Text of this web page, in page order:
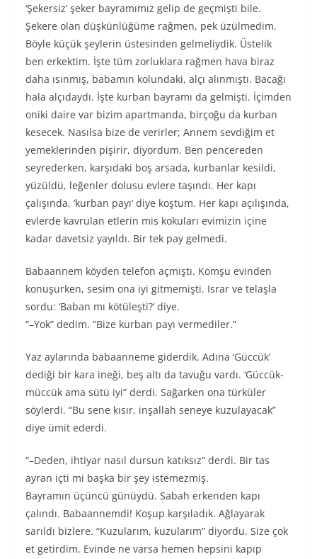
‘Şekersiz’ şeker bayramımız gelip de geçmişti bile.
Şekere olan düşkünlüğüme rağmen, pek üzülmedim.
Böyle küçük şeylerin üstesinden gelmeliydik. Üstelik
ben erkektim. İşte tüm zorluklara rağmen hava biraz
daha ısınmış, babamın kolundaki, alçı alınmıştı. Bacağı
hala alçıdaydı. İşte kurban bayramı da gelmişti. İçimden
oniki daire var bizim apartmanda, birçoğu da kurban
kesecek. Nasılsa bize de verirler; Annem sevdiğim et
yemeklerinden pişirir, diyordum. Ben pencereden
seyrederken, karşıdaki boş arsada, kurbanlar kesildi,
yüzüldü, leğenler dolusu evlere taşındı. Her kapı
çalışında, ‘kurban payı’ diye koştum. Her kapı açılışında,
evlerde kavrulan etlerin mis kokuları evimizin içine
kadar davetsiz yayıldı. Bir tek pay gelmedi.
Babaannem köyden telefon açmıştı. Komşu evinden
konuşurken, sesim ona iyi gitmemişti. Israr ve telaşla
sordu: ‘Baban mı kötüleşti?’ diye.
“–Yok” dedim. “Bize kurban payı vermediler.”
Yaz aylarında babaanneme giderdik. Adına ‘Güccük’
dediği bir kara ineği, beş altı da tavuğu vardı. ‘Güccük-
müccük ama sütü iyi” derdi. Sağarken ona türküler
söylerdi. “Bu sene kısır, inşallah seneye kuzulayacak”
diye ümit ederdi.
“–Deden, ihtiyar nasıl dursun katıksız” derdi. Bir tas
ayran içti mi başka bir şey istemezmiş.
Bayramın üçüncü günüydü. Sabah erkenden kapı
çalındı. Babaannemdi! Koşup karşıladık. Ağlayarak
sarıldı bizlere. “Kuzularım, kuzularım” diyordu. Size çok
et getirdim. Evinde ne varsa hemen hepsini kapıp